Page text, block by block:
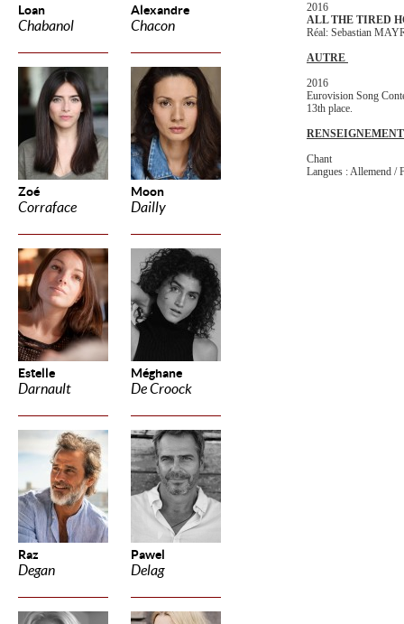
Loan
Chabanol
Alexandre
Chacon
Zoé
Corraface
Moon
Dailly
Estelle
Darnault
Méghane
De Croock
Raz
Degan
Pawel
Delag
2016
ALL THE TIRED
Réal: Sebastian
AUTRE
2016
Eurovision Song
13th place.
Chant
Langues : Allemend /